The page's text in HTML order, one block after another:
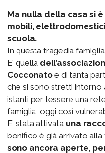
Ma nulla della casa si
mobili,
scuola.
In questa tragedia
E’ quella
Cocconato e di tanta
che si sono stretti intorno
istanti per tessere una
famiglia, oggi così
E’ stata attivata una
bonifico è già arrivato alla
sono ancora aperte,